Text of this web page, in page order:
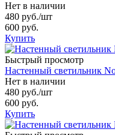
Нет в наличии
480 руб./шт
600 руб.
Купить
Быстрый просмотр
Настенный светильник
Нет в наличии
480 руб./шт
600 руб.
Купить